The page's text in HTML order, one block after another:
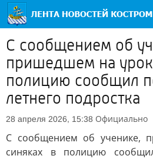
С сообщением об
пришедшем на урок
полицию сообщил
летнего подростка
28 апреля 2026, 15:38 Официально
С сообщением об ученике,
синяках в полицию